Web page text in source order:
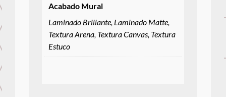
Acabado Mural
Laminado Brillante, Laminado Matte,
Textura Arena, Textura Canvas, Textura
Estuco